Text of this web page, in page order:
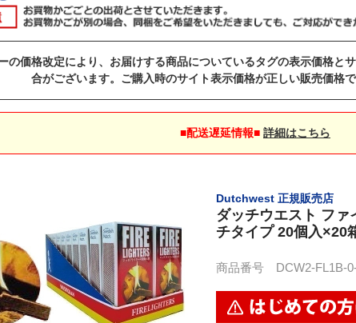
の価格改定により、お届けする商品についているタグの表示価格と
合がございます。ご購入時のサイト表示価格が正しい販売価格
■配送遅延情報■ 詳細はこちら
Dutchwest 正規販売店
ダッチウエスト ファ
チタイプ 20個入×20
商品番号 DCW2-FL1B-